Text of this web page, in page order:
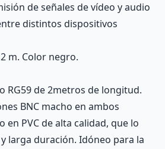
de señales de vídeo y audio
distintos dispositivos
m. Color negro.
RG59 de 2metros de longitud.
BNC macho en ambos
en PVC de alta calidad, que lo
larga duración. Idóneo para la